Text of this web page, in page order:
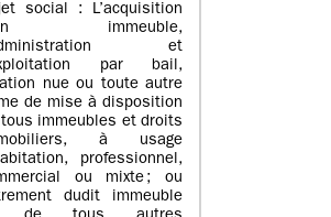
social : L’acquisition
immeuble,
et
par bail,
nue ou toute autre
de mise à disposition
immeubles et droits
à usage
professionnel,
ou mixte ; ou
dudit immeuble